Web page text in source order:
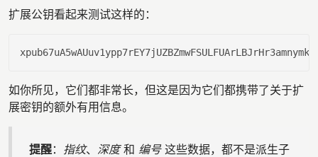
扩展公钥看起来测试这样的：
如你所见，它们都非常长，但这是因为它们都携带了关于扩
展密钥的额外有用信息。
提醒： 指纹、 深度和 编号这些数据，都不是派生子